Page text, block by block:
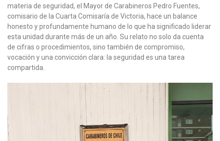
materia de seguridad, el Mayor de Carabineros Pedro Fuentes,
comisario de la Cuarta Comisaría de Victoria, hace un balance
honesto y profundamente humano de lo que ha significado liderar
esta unidad durante más de un año. Su relato no solo da cuenta
de cifras o procedimientos, sino también de compromiso,
vocación y una convicción clara: la seguridad es una tarea
compartida.